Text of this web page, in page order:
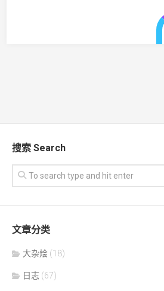
搜索 Search
文章分类
大杂烩 (18)
日志 (67)